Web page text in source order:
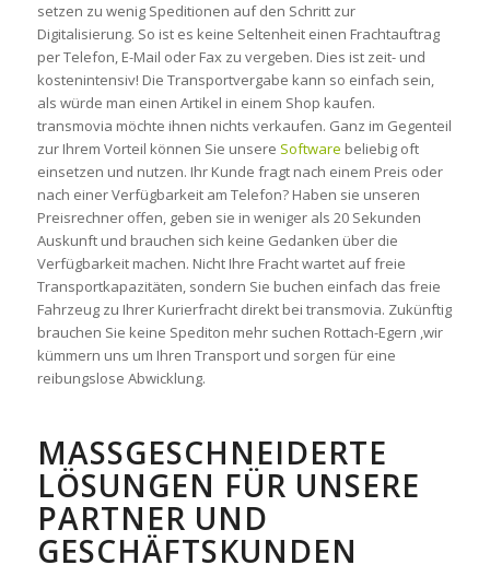
setzen zu wenig Speditionen auf den Schritt zur
Digitalisierung. So ist es keine Seltenheit einen Frachtauftrag
per Telefon, E-Mail oder Fax zu vergeben. Dies ist zeit- und
kostenintensiv! Die Transportvergabe kann so einfach sein,
als würde man einen Artikel in einem Shop kaufen.
transmovia möchte ihnen nichts verkaufen. Ganz im Gegenteil
zur Ihrem Vorteil können Sie unsere Software beliebig oft
einsetzen und nutzen. Ihr Kunde fragt nach einem Preis oder
nach einer Verfügbarkeit am Telefon? Haben sie unseren
Preisrechner offen, geben sie in weniger als 20 Sekunden
Auskunft und brauchen sich keine Gedanken über die
Verfügbarkeit machen. Nicht Ihre Fracht wartet auf freie
Transportkapazitäten, sondern Sie buchen einfach das freie
Fahrzeug zu Ihrer Kurierfracht direkt bei transmovia. Zukünftig
brauchen Sie keine Spediton mehr suchen Rottach-Egern ,wir
kümmern uns um Ihren Transport und sorgen für eine
reibungslose Abwicklung.
MASSGESCHNEIDERTE L
ÖSUNGEN FÜR UNSERE P
ARTNER UND G
ESCHÄFTSKUNDEN